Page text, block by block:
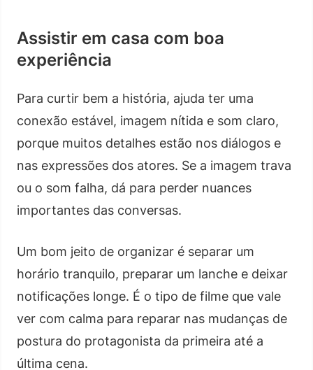
Assistir em casa com boa
experiência
Para curtir bem a história, ajuda ter uma
conexão estável, imagem nítida e som claro,
porque muitos detalhes estão nos diálogos e
nas expressões dos atores. Se a imagem trava
ou o som falha, dá para perder nuances
importantes das conversas.
Um bom jeito de organizar é separar um
horário tranquilo, preparar um lanche e deixar
notificações longe. É o tipo de filme que vale
ver com calma para reparar nas mudanças de
postura do protagonista da primeira até a
última cena.